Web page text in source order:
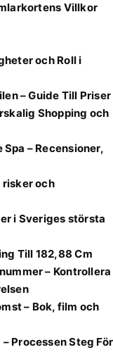
Villkor
och Roll i
– Guide Till Priser
Shopping och
– Recensioner,
risker och
i Sveriges största
Till 182,88 Cm
– Kontrollera
– Bok, film och
Processen Steg För